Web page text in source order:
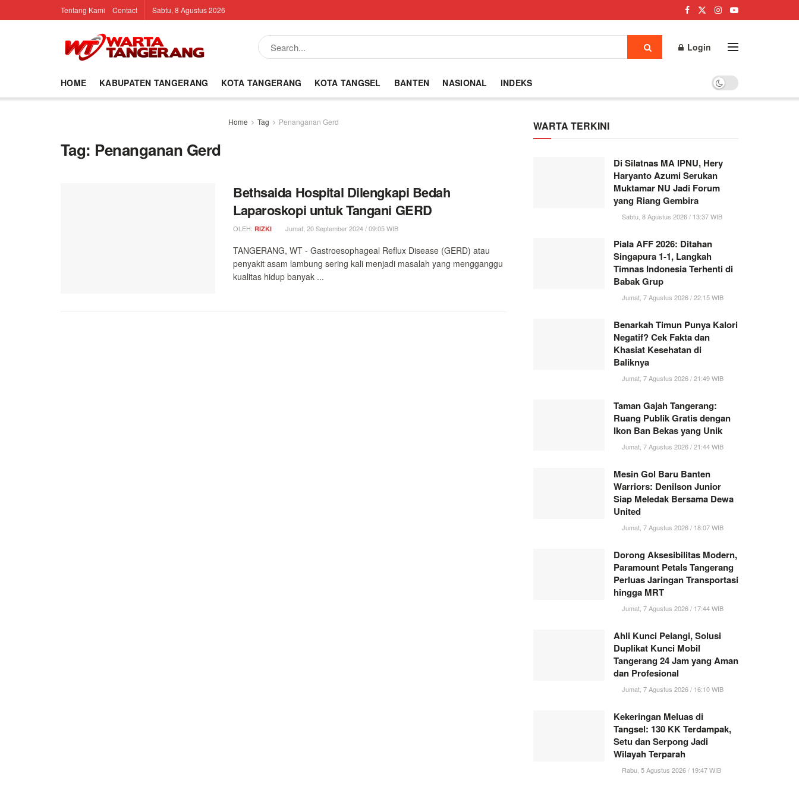
Tentang Kami Contact Sabtu, 8 Agustus 2026
Login
HOME KABUPATEN TANGERANG KOTA TANGERANG KOTA TANGSEL BANTEN NASIONAL INDEKS
Home Tag Penanganan Gerd
Tag: Penanganan Gerd
Bethsaida Hospital Dilengkapi Bedah
Laparoskopi untuk Tangani GERD
OLEH: RIZKI Jumat, 20 September 2024 / 09:05 WIB
TANGERANG, WT - Gastroesophageal Reflux Disease (GERD) atau
penyakit asam lambung sering kali menjadi masalah yang mengganggu
kualitas hidup banyak ...
WARTA TERKINI
Di Silatnas MA IPNU, Hery
Haryanto Azumi Serukan
Muktamar NU Jadi Forum
yang Riang Gembira
Sabtu, 8 Agustus 2026 / 13:37 WIB
Piala AFF 2026: Ditahan
Singapura 1-1, Langkah
Timnas Indonesia Terhenti di
Babak Grup
Jumat, 7 Agustus 2026 / 22:15 WIB
Benarkah Timun Punya Kalori
Negatif? Cek Fakta dan
Khasiat Kesehatan di
Baliknya
Jumat, 7 Agustus 2026 / 21:49 WIB
Taman Gajah Tangerang:
Ruang Publik Gratis dengan
Ikon Ban Bekas yang Unik
Jumat, 7 Agustus 2026 / 21:44 WIB
Mesin Gol Baru Banten
Warriors: Denilson Junior
Siap Meledak Bersama Dewa
United
Jumat, 7 Agustus 2026 / 18:07 WIB
Dorong Aksesibilitas Modern,
Paramount Petals Tangerang
Perluas Jaringan Transportasi
hingga MRT
Jumat, 7 Agustus 2026 / 17:44 WIB
Ahli Kunci Pelangi, Solusi
Duplikat Kunci Mobil
Tangerang 24 Jam yang Aman
dan Profesional
Jumat, 7 Agustus 2026 / 16:10 WIB
Kekeringan Meluas di
Tangsel: 130 KK Terdampak,
Setu dan Serpong Jadi
Wilayah Terparah
Rabu, 5 Agustus 2026 / 19:47 WIB